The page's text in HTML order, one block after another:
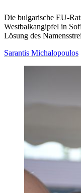
Die bulgarische EU-
Westbalkangipfel in
Lösung des
Sarantis Michalopoulos